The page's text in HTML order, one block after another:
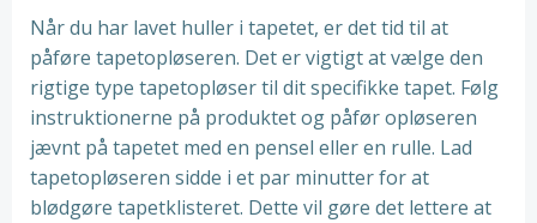
Når du har lavet huller i tapetet, er det tid til at
påføre tapetopløseren. Det er vigtigt at vælge den
rigtige type tapetopløser til dit specifikke tapet. Følg
instruktionerne på produktet og påfør opløseren
jævnt på tapetet med en pensel eller en rulle. Lad
tapetopløseren sidde i et par minutter for at
blødgøre tapetklisteret. Dette vil gøre det lettere at